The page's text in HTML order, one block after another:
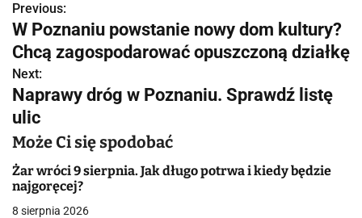
N
a
w
i
g
a
c
Previous:
W Poznaniu powstanie nowy dom kultury?
Chcą zagospodarować opuszczoną działkę
Next:
Naprawy dróg w Poznaniu. Sprawdź listę
ulic
Może Ci się spodobać
Żar wróci 9 sierpnia. Jak długo potrwa i kiedy będzie
najgoręcej?
8 sierpnia 2026